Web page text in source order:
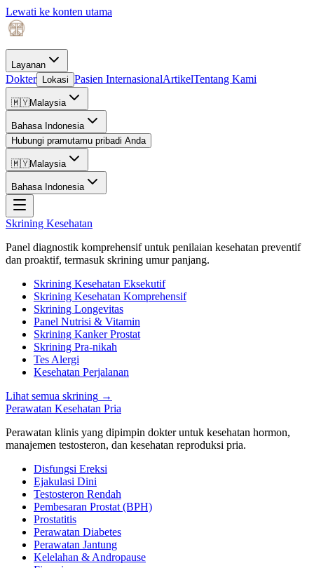
Lewati ke konten utama
Layanan
Dokter Lokasi Pasien InternasionalArtikelTentang Kami
🇲🇾Malaysia
Bahasa Indonesia
Hubungi pramutamu pribadi Anda
🇲🇾Malaysia
Bahasa Indonesia
Skrining Kesehatan
Panel diagnostik komprehensif untuk penilaian kesehatan preventif
dan proaktif, termasuk skrining umur panjang.
Skrining Kesehatan Eksekutif
Skrining Kesehatan Komprehensif
Skrining Longevitas
Panel Nutrisi & Vitamin
Skrining Kanker Prostat
Skrining Pra-nikah
Tes Alergi
Kesehatan Perjalanan
Lihat semua skrining →
Perawatan Kesehatan Pria
Perawatan klinis yang dipimpin dokter untuk kesehatan hormon,
manajemen testosteron, dan kesehatan reproduksi pria.
Disfungsi Ereksi
Ejakulasi Dini
Testosteron Rendah
Pembesaran Prostat (BPH)
Prostatitis
Perawatan Diabetes
Perawatan Jantung
Kelelahan & Andropause